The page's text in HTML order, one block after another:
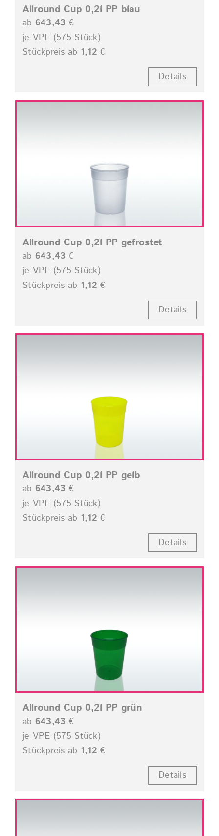
Allround Cup 0,2l PP blau
ab 643,43 €
je VPE (575 Stück)
Stückpreis ab 1,12 €
Details
Allround Cup 0,2l PP gefrostet
ab 643,43 €
je VPE (575 Stück)
Stückpreis ab 1,12 €
Details
Allround Cup 0,2l PP gelb
ab 643,43 €
je VPE (575 Stück)
Stückpreis ab 1,12 €
Details
Allround Cup 0,2l PP grün
ab 643,43 €
je VPE (575 Stück)
Stückpreis ab 1,12 €
Details